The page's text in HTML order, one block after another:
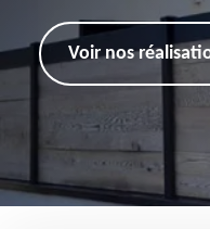
Voir nos